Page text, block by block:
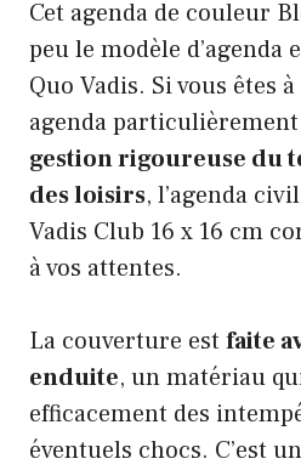
Cet agenda de couleur
peu le modèle d’agenda
Quo Vadis. Si vous êtes
agenda
gestion rigoureuse du
des loisirs, l’agenda
Vadis Club 16 x 16 cm
à vos attentes.
La couverture est faite
enduite, un matériau
efficacement des
éventuels chocs. C’est